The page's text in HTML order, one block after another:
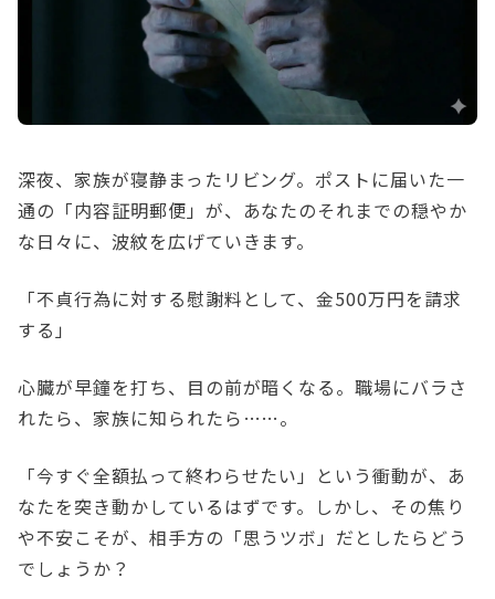
深夜、家族が寝静まったリビング。ポストに届いた一
通の「内容証明郵便」が、あなたのそれまでの穏やか
な日々に、波紋を広げていきます。
「不貞行為に対する慰謝料として、金500万円を請求
する」
心臓が早鐘を打ち、目の前が暗くなる。職場にバラさ
れたら、家族に知られたら……。
「今すぐ全額払って終わらせたい」という衝動が、あ
なたを突き動かしているはずです。しかし、その焦り
や不安こそが、相手方の「思うツボ」だとしたらどう
でしょうか？